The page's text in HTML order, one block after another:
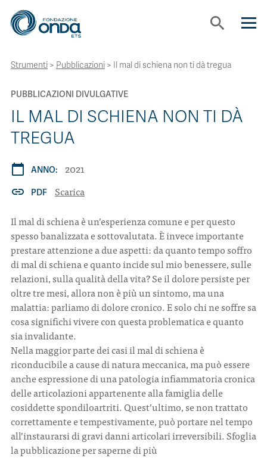
search
CHI SIAMO
CON CHI LAVORIAMO
STRUMENTI
BOLLINI
NEWS
CONTATTI
ITA ENG
Strumenti > Pubblicazioni > Il mal di schiena non ti dà tregua
PUBBLICAZIONI DIVULGATIVE
IL MAL DI SCHIENA NON TI DÀ
TREGUA
calendar_today ANNO: 2021
link PDF
Scarica
Il mal di schiena è un’esperienza comune e per questo
spesso banalizzata e sottovalutata. È invece importante
prestare attenzione a due aspetti: da quanto tempo soffro
di mal di schiena e quanto incide sul mio benessere, sulle
relazioni, sulla qualità della vita? Se il dolore persiste per
oltre tre mesi, allora non è più un sintomo, ma una
malattia: parliamo di dolore cronico. E solo chi ne soffre sa
cosa significhi vivere con questa problematica e quanto
sia invalidante.
Nella maggior parte dei casi il mal di schiena è
riconducibile a cause di natura meccanica, ma può essere
anche espressione di una patologia infiammatoria cronica
delle articolazioni appartenente alla famiglia delle
cosiddette spondiloartriti. Quest’ultimo, se non trattato
correttamente e tempestivamente, può portare nel tempo
all’instaurarsi di gravi danni articolari irreversibili. Sfoglia
la pubblicazione per saperne di più